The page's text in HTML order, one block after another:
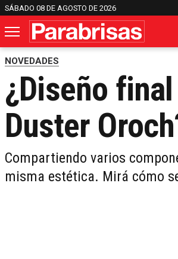
SÁBADO 08 DE AGOSTO DE 2026
NOVEDADES
¿Diseño
Duster
Compartiendo varios
misma estética. Mirá cómo